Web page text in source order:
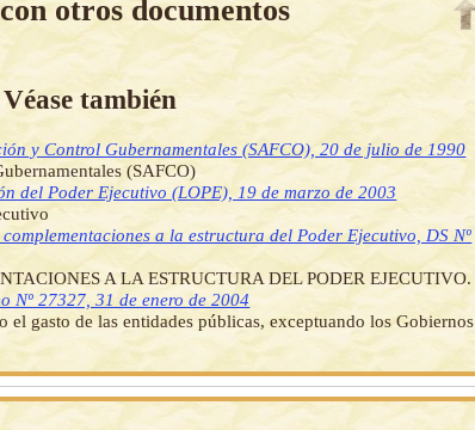
otros documentos
Véase también
y Control Gubernamentales (SAFCO), 20 de julio de 1990
(SAFCO)
del Poder Ejecutivo (LOPE), 19 de marzo de 2003
a la estructura del Poder Ejecutivo, DS Nº
A LA ESTRUCTURA DEL PODER EJECUTIVO.
Nº 27327, 31 de enero de 2004
el gasto de las entidades públicas, exceptuando los Gobiernos